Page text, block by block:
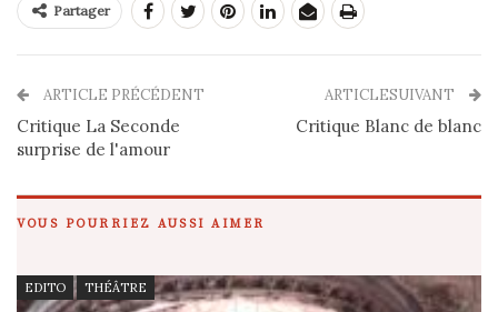
Partager
ARTICLE PRÉCÉDENT
Critique La Seconde
surprise de l'amour
ARTICLESUIVANT
Critique Blanc de blanc
VOUS POURRIEZ AUSSI AIMER
EDITO THÉÂTRE